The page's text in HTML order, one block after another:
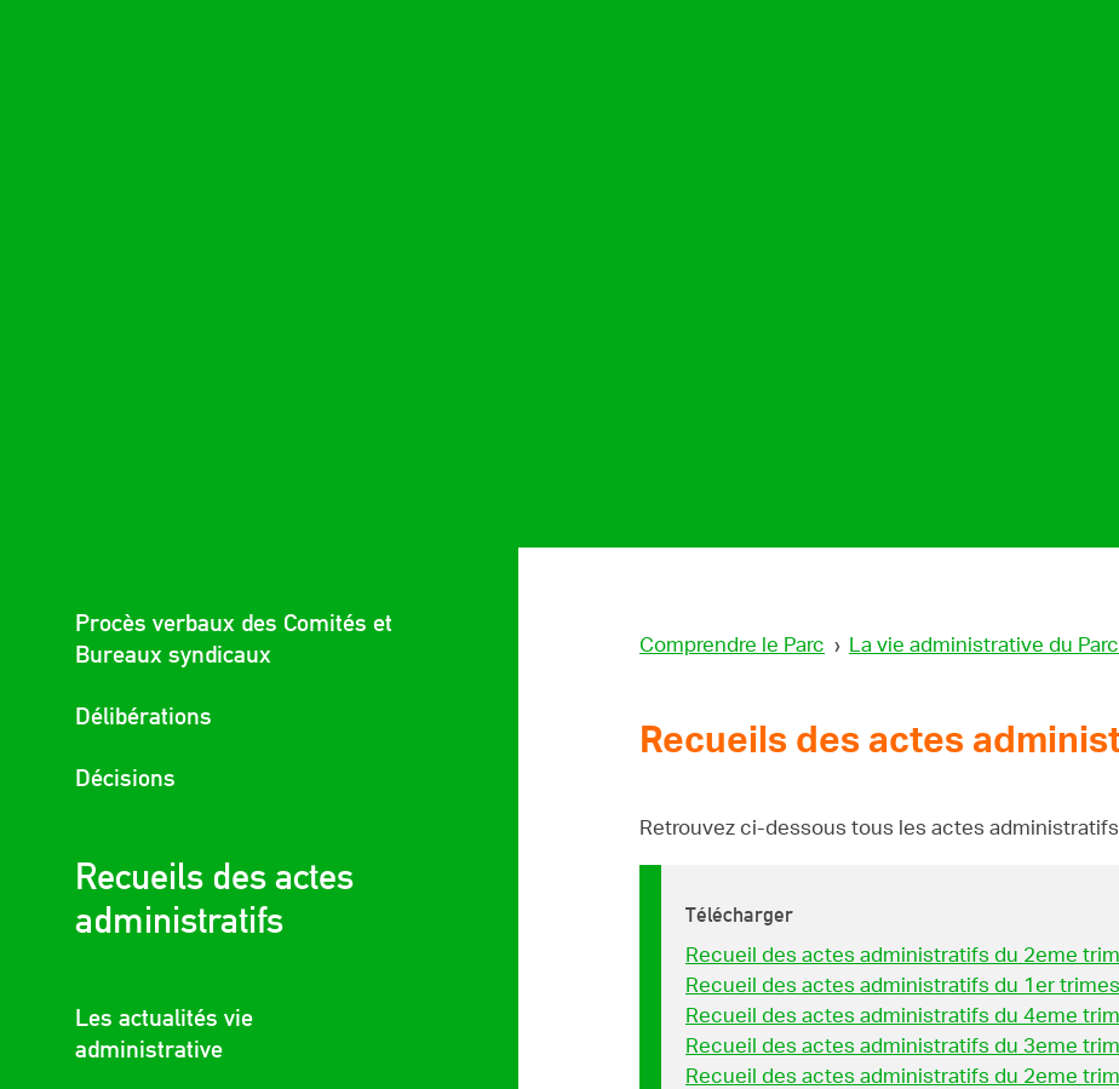
Procès verbaux des Comités et
Bureaux syndicaux
Délibérations
Décisions
Recueils des actes
administratifs
Les actualités vie
administrative
Comprendre le Parc › La vie administrative du Parc
Recueils des actes
Retrouvez ci-dessous tous les actes administratifs
Télécharger
Recueil des actes administratifs du 2eme
Recueil des actes administratifs du 1er
Recueil des actes administratifs du 4eme
Recueil des actes administratifs du 3eme
Recueil des actes administratifs du 2eme